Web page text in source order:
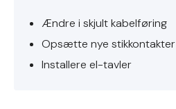
Ændre i skjult kabelføring
Opsætte nye stikkontakter
Installere el-tavler